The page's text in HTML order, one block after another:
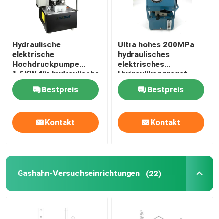
Hydraulische
elektrische
Hochdruckpumpe
1.5KW für hydraulische
Arbeitsbedingungen
Bestpreis
Kontakt
Ultra hohes 200MPa
hydraulisches
elektrisches
Hydraulikaggregat
2000Bar der Pumpen-
DC220VBestpreis
Kontakt
Gashahn-Versuchseinrichtungen (22)